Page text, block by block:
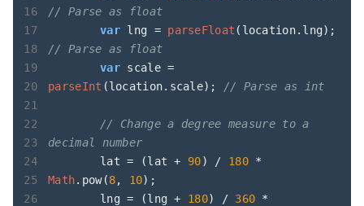
// Parse as float
var lng = parseFloat
// Parse as float
var
parseInt (location.scale); // Parse as int
// Change a degree measure to a
decimal number
	lat = (lat +
90) / 180
Math.pow(8, 10);
	lng = (lng +
180) / 360